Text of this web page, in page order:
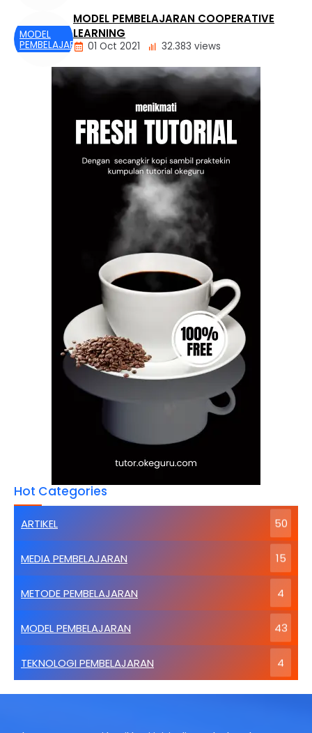
MODEL
PEMBELAJARAN
MODEL PEMBELAJARAN COOPERATIVE
LEARNING
01 Oct 2021 32.383 views
Hot Categories
ARTIKEL 50
MEDIA PEMBELAJARAN 15
METODE PEMBELAJARAN 4
MODEL PEMBELAJARAN 43
TEKNOLOGI PEMBELAJARAN 4